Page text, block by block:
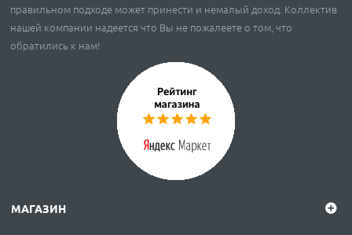
правильном подходе может принести и немалый доход. Коллектив
нашей компании надеется что Вы не пожалеете о том, что
обратились к нам!
МАГАЗИН